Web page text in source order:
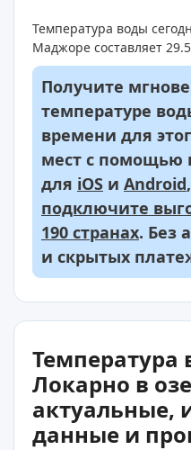
Температура воды
Маджоре составляет
Получите
температуре
времени для
мест с помощью
для iOS и Android
подключите
190 странах. Без
и скрытых
Температура
Локарно в
актуальные,
данные и